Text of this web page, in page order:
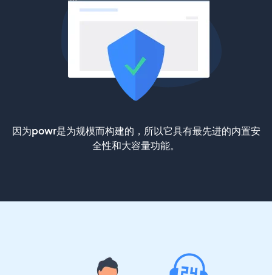
因为powr是为规模而构建的，所以它具有最先进的内置安
全性和大容量功能。